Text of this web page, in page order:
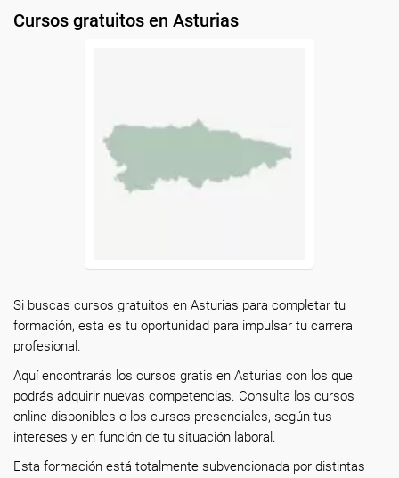
Cursos gratuitos en Asturias
Si buscas cursos gratuitos en Asturias para completar tu
formación, esta es tu oportunidad para impulsar tu carrera
profesional.
Aquí encontrarás los cursos gratis en Asturias con los que
podrás adquirir nuevas competencias. Consulta los cursos
online disponibles o los cursos presenciales, según tus
intereses y en función de tu situación laboral.
Esta formación está totalmente subvencionada por distintas